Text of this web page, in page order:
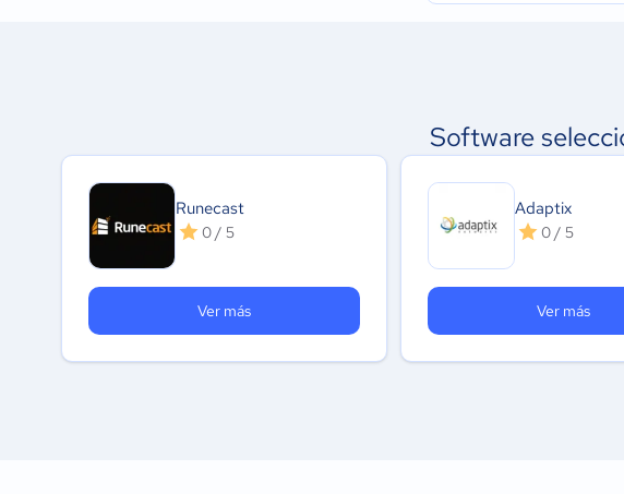
Software
Runecast
0 / 5
Ver más
Adaptix
0 / 5
Ver más